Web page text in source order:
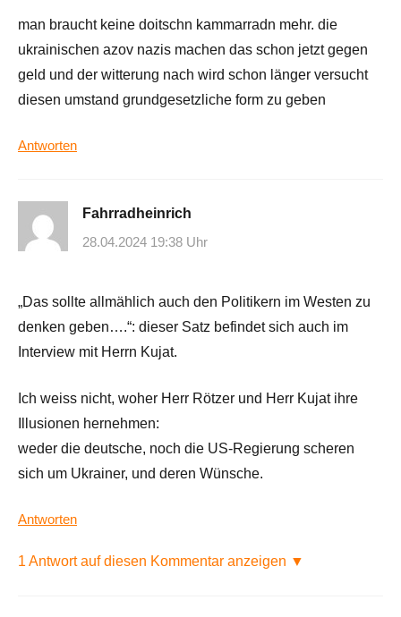
man braucht keine doitschn kammarradn mehr. die
ukrainischen azov nazis machen das schon jetzt gegen
geld und der witterung nach wird schon länger versucht
diesen umstand grundgesetzliche form zu geben
Antworten
Fahrradheinrich
28.04.2024 19:38 Uhr
„Das sollte allmählich auch den Politikern im Westen zu
denken geben….“: dieser Satz befindet sich auch im
Interview mit Herrn Kujat.
Ich weiss nicht, woher Herr Rötzer und Herr Kujat ihre
Illusionen hernehmen:
weder die deutsche, noch die US-Regierung scheren
sich um Ukrainer, und deren Wünsche.
Antworten
1 Antwort auf diesen Kommentar anzeigen ▼